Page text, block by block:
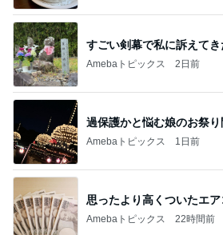
すごい剣幕で私に訴えて
Amebaトピックス 2日前
過保護かと悩む娘のお祭り
Amebaトピックス 1日前
思ったより高くついたエ
Amebaトピックス 22時間前